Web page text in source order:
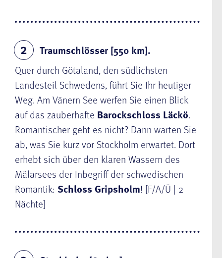
2
Traumschlösser [550 km].
Quer durch Götaland, den südlichsten
Landesteil Schwedens, führt Sie Ihr heutiger
Weg. Am Vänern See werfen Sie einen Blick
auf das zauberhafte Barockschloss Läckö.
Romantischer geht es nicht? Dann warten Sie
ab, was Sie kurz vor Stockholm erwartet. Dort
erhebt sich über den klaren Wassern des
Mälarsees der Inbegriff der schwedischen
Romantik: Schloss Gripsholm! [F/A/Ü | 2
Nächte]